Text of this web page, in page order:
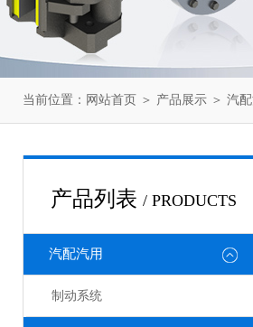
当前位置： 网站首页 ＞ 产品展示 ＞ 汽
产品列表 / PRODUCTS
汽配汽用
制动系统